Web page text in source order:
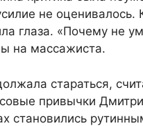
не
глаза. «Почему не
на массажиста.
стараться,
привычки
становились